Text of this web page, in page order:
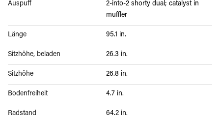
Auspuff
2-into-2 shorty dual; catalyst in
muffler
Länge 95.1 in.
Sitzhöhe, beladen 26.3 in.
Sitzhöhe 26.8 in.
Bodenfreiheit 4.7 in.
Radstand 64.2 in.